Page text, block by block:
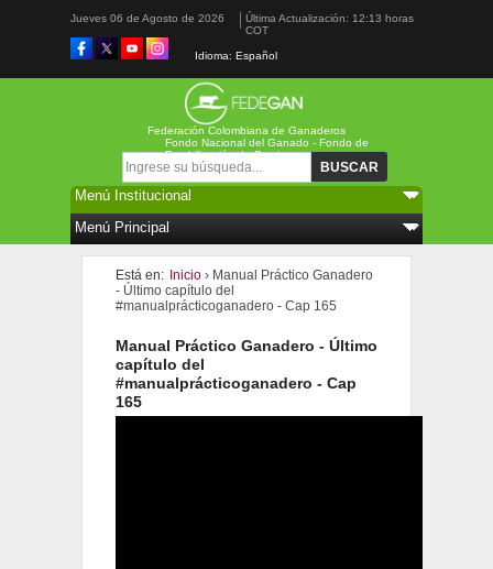
Jueves 06 de Agosto de 2026
Última Actualización: 12:13 horas
COT
Idioma: Español
Federación Colombiana de Ganaderos
Formulario de búsqueda
Fondo Nacional del Ganado - Fondo de
Estabilización de Precios
Está en: Inicio› Manual Práctico Ganadero
- Último capítulo del
#manualprácticoganadero - Cap 165
Manual Práctico Ganadero - Último
capítulo del
#manualprácticoganadero - Cap
165